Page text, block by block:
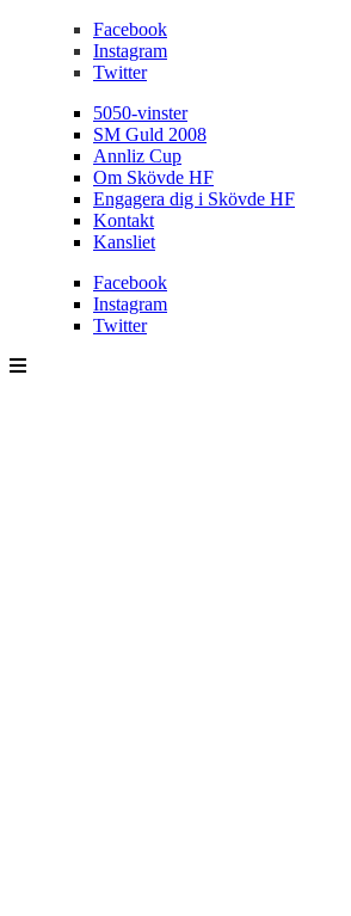
Facebook
Instagram
Twitter
5050-vinster
SM Guld 2008
Annliz Cup
Om Skövde HF
Engagera dig i Skövde HF
Kontakt
Kansliet
Facebook
Instagram
Twitter